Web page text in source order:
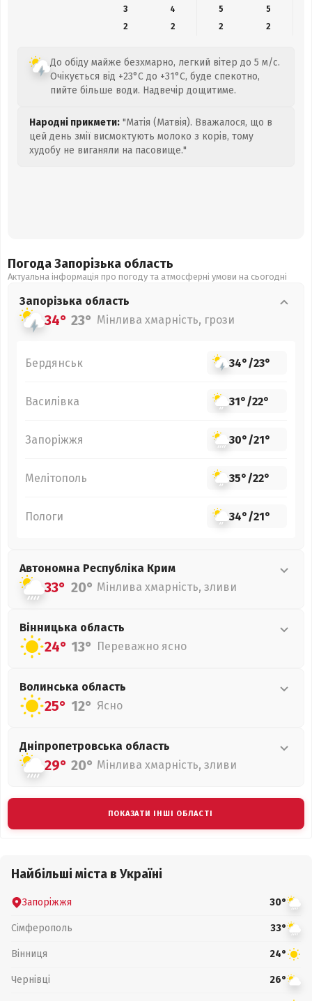
3
4 5
5
2
2 2 2
До обіду майже безхмарно, легкий вітер до 5 м/с.
Очікується від +23°C до +31°C, буде спекотно,
пийте більше води. Надвечір дощитиме.
Народні прикмети: "Матія (Матвія). Вважалося, що в
цей день змії висмоктують молоко з корів, тому
худобу не виганяли на пасовище."
Погода Запорізька область
Актуальна інформація про погоду та атмосферні умови на сьогодні
Запорізька область
34° 23° Мінлива хмарність, грози
Бердянськ 34°/23°
Василівка 31°/22°
Запоріжжя 30°/21°
Мелітополь 35°/22°
Пологи 34°/21°
Автономна Республіка Крим
33° 20° Мінлива хмарність, зливи
Вінницька область
24° 13° Переважно ясно
Волинська область
25° 12° Ясно
Дніпропетровська область
29° 20° Мінлива хмарність, зливи
ПОКАЗАТИ ІНШІ ОБЛАСТІ
Найбільші міста в Україні
Запоріжжя 30°
Сімферополь 33°
Вінниця 24°
Чернівці 26°